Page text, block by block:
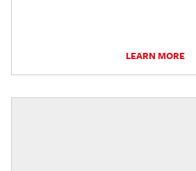
LEARN MORE